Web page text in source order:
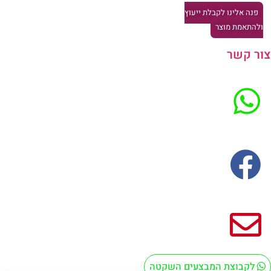
פנה אלינו לקבלת ייעוץ
מוצר
קשר
לקבוצת המבצעים השקטה